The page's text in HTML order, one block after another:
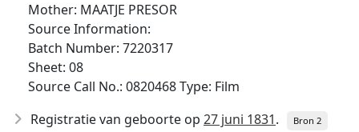
Mother: MAATJE PRESOR
Source Information:
Batch Number: 7220317
Sheet: 08
Source Call No.: 0820468 Type: Film
Registratie van geboorte op 27 juni 1831. Bron 2